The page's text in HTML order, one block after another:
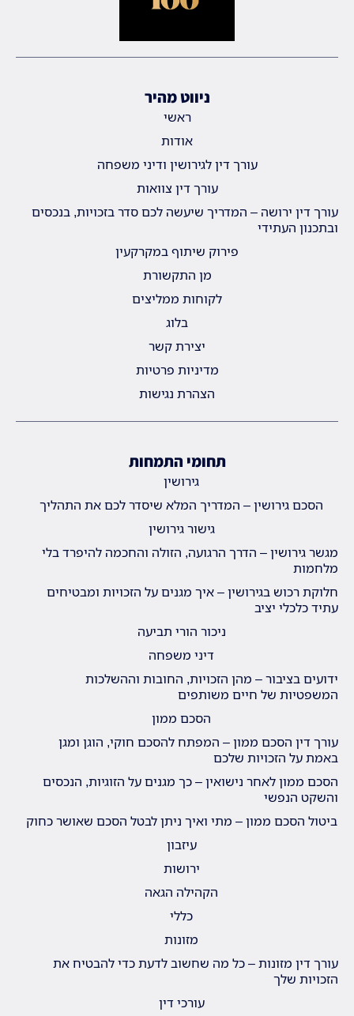
ניווט מהיר
ראשי
אודות
עורך דין לגירושין ודיני משפחה
עורך דין צוואות
עורך דין ירושה – המדריך שיעשה לכם סדר בזכויות, בנכסים
ובתכנון העתידי
פירוק שיתוף במקרקעין
מן התקשורת
לקוחות ממליצים
בלוג
יצירת קשר
מדיניות פרטיות
הצהרת נגישות
תחומי התמחות
גירושין
הסכם גירושין – המדריך המלא שיסדר לכם את התהליך
גישור גירושין
מגשר גירושין – הדרך הרגועה, הזולה והחכמה להיפרד בלי
מלחמות
חלוקת רכוש בגירושין – איך מגנים על הזכויות ומבטיחים
עתיד כלכלי יציב
ניכור הורי תביעה
דיני משפחה
ידועים בציבור – מהן הזכויות, החובות וההשלכות
המשפטיות של חיים משותפים
הסכם ממון
עורך דין הסכם ממון – המפתח להסכם חוקי, הוגן ומגן
באמת על הזכויות שלכם
הסכם ממון לאחר נישואין – כך מגנים על הזוגיות, הנכסים
והשקט הנפשי
ביטול הסכם ממון – מתי ואיך ניתן לבטל הסכם שאושר כחוק
עיזבון
ירושות
הקהילה הגאה
כללי
מזונות
עורך דין מזונות – כל מה שחשוב לדעת כדי להבטיח את
הזכויות שלך
עורכי דין